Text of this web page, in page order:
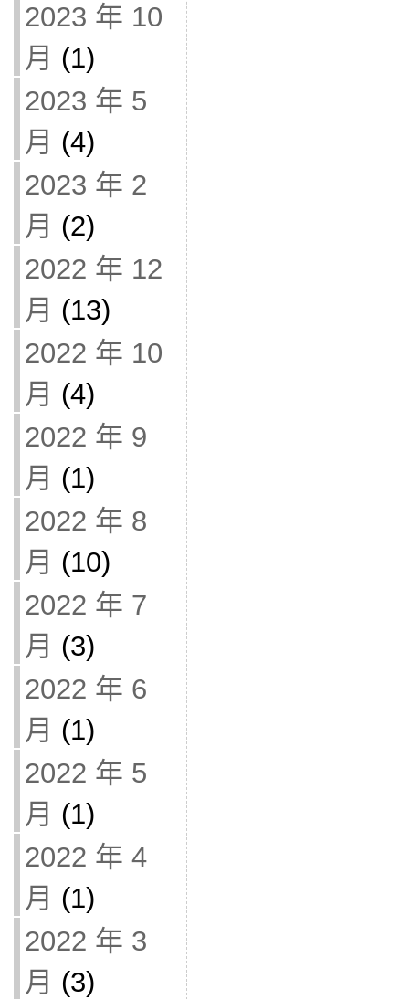
2023 年 10
月 (1)
2023 年 5
月 (4)
2023 年 2
月 (2)
2022 年 12
月 (13)
2022 年 10
月 (4)
2022 年 9
月 (1)
2022 年 8
月 (10)
2022 年 7
月 (3)
2022 年 6
月 (1)
2022 年 5
月 (1)
2022 年 4
月 (1)
2022 年 3
月 (3)